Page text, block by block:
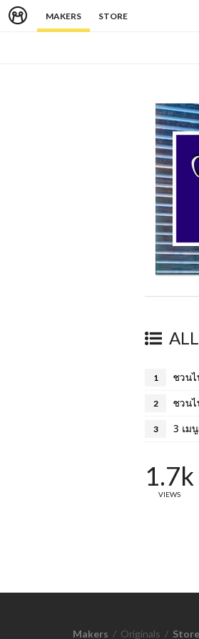
MAKERS STORE
1 ชวนไ
2
3 3 เม
1.7k
VIEWS
Makers / Originals / Store